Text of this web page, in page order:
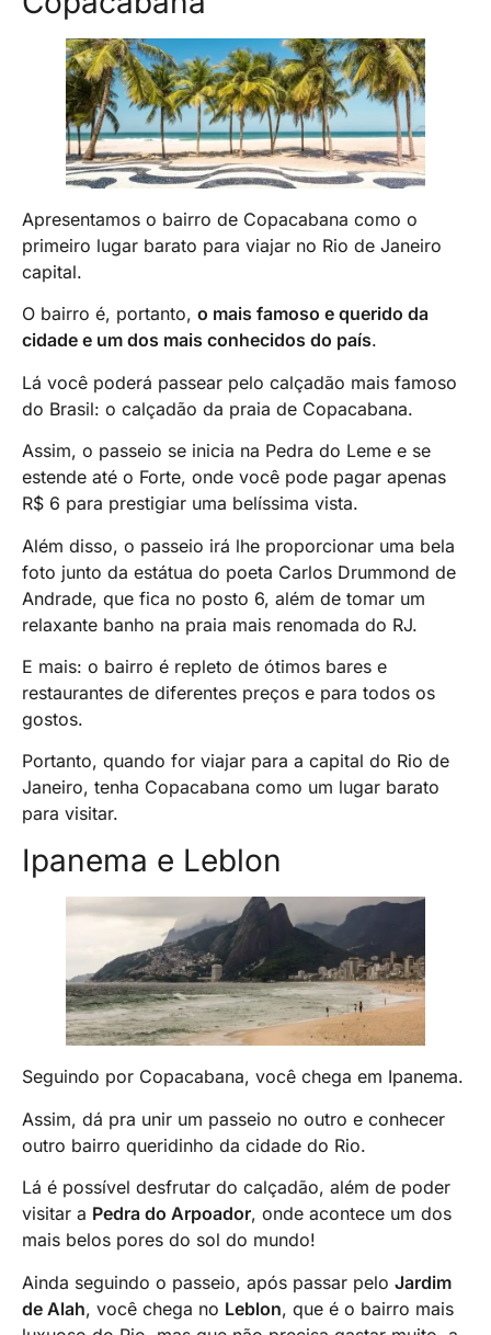
Apresentamos o bairro de Copacabana como o
primeiro lugar barato para viajar no Rio de Janeiro
capital.
O bairro é, portanto, o mais famoso e querido da
cidade e um dos mais conhecidos do país.
Lá você poderá passear pelo calçadão mais famoso
do Brasil: o calçadão da praia de Copacabana.
Assim, o passeio se inicia na Pedra do Leme e se
estende até o Forte, onde você pode pagar apenas
R$ 6 para prestigiar uma belíssima vista.
Além disso, o passeio irá lhe proporcionar uma bela
foto junto da estátua do poeta Carlos Drummond de
Andrade, que fica no posto 6, além de tomar um
relaxante banho na praia mais renomada do RJ.
E mais: o bairro é repleto de ótimos bares e
restaurantes de diferentes preços e para todos os
gostos.
Portanto, quando for viajar para a capital do Rio de
Janeiro, tenha Copacabana como um lugar barato
para visitar.
Ipanema e Leblon
Seguindo por Copacabana, você chega em Ipanema.
Assim, dá pra unir um passeio no outro e conhecer
outro bairro queridinho da cidade do Rio.
Lá é possível desfrutar do calçadão, além de poder
visitar a Pedra do Arpoador, onde acontece um dos
mais belos pores do sol do mundo!
Ainda seguindo o passeio, após passar pelo Jardim
de Alah, você chega no Leblon, que é o bairro mais